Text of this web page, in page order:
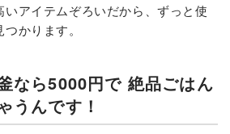
アイテムぞろいだから、ずっと使
かります。
なら5000円で 絶品ごはん
うんです！